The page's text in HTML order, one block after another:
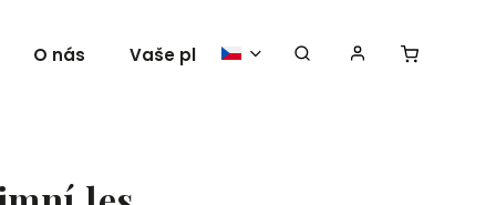
O nás Vaše plakáty